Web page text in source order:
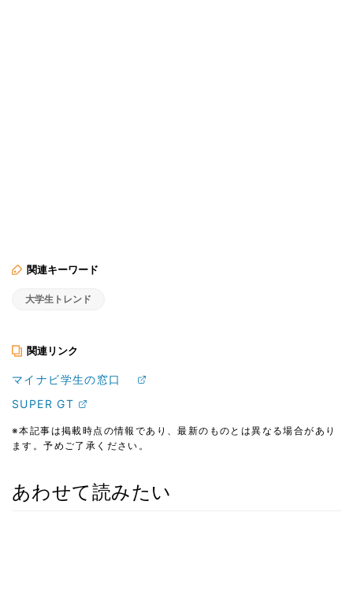
関連キーワード
大学生トレンド
関連リンク
マイナビ学生の窓口
SUPER GT
※本記事は掲載時点の情報であり、最新のものとは異なる場合があり
ます。予めご了承ください。
あわせて読みたい